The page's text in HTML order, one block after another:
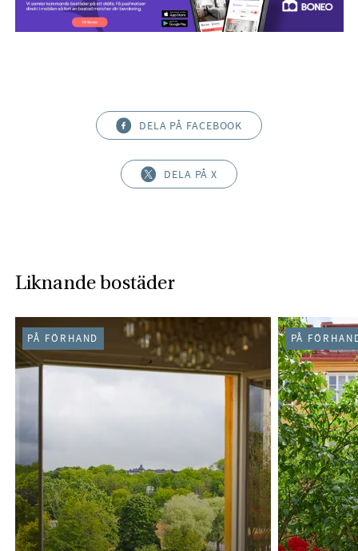
DELA PÅ FACEBOOK
DELA PÅ X
Liknande bostäder
PÅ FÖRHAND PÅ